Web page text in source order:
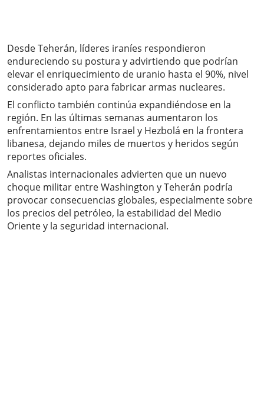
Desde Teherán, líderes iraníes respondieron
endureciendo su postura y advirtiendo que podrían
elevar el enriquecimiento de uranio hasta el 90%, nivel
considerado apto para fabricar armas nucleares.
El conflicto también continúa expandiéndose en la
región. En las últimas semanas aumentaron los
enfrentamientos entre Israel y Hezbolá en la frontera
libanesa, dejando miles de muertos y heridos según
reportes oficiales.
Analistas internacionales advierten que un nuevo
choque militar entre Washington y Teherán podría
provocar consecuencias globales, especialmente sobre
los precios del petróleo, la estabilidad del Medio
Oriente y la seguridad internacional.